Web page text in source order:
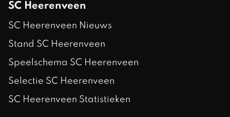
SC Heerenveen
SC Heerenveen Nieuws
Stand SC Heerenveen
Speelschema SC Heerenveen
Selectie SC Heerenveen
SC Heerenveen Statistieken